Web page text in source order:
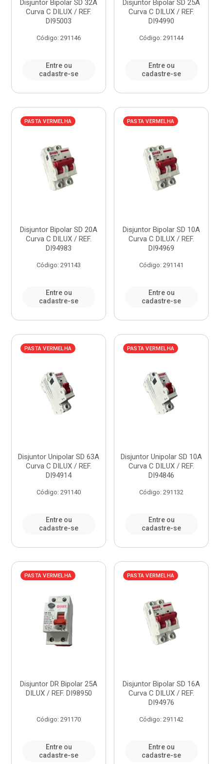
Disjuntor Bipolar SD 32A
Curva C DILUX / REF.
DI95003
Código: 291146
Entre ou
cadastre-se
Disjuntor Bipolar SD 25A
Curva C DILUX / REF.
DI94990
Código: 291144
Entre ou
cadastre-se
PASTA VERMELHA
Disjuntor Bipolar SD 20A
Curva C DILUX / REF.
DI94983
Código: 291143
Entre ou
cadastre-se
PASTA VERMELHA
Disjuntor Bipolar SD 10A
Curva C DILUX / REF.
DI94969
Código: 291141
Entre ou
cadastre-se
PASTA VERMELHA
Disjuntor Unipolar SD 63A
Curva C DILUX / REF.
DI94914
Código: 291140
Entre ou
cadastre-se
PASTA VERMELHA
Disjuntor Unipolar SD 10A
Curva C DILUX / REF.
DI94846
Código: 291132
Entre ou
cadastre-se
PASTA VERMELHA
Disjuntor DR Bipolar 25A
DILUX / REF. DI98950
Código: 291170
Entre ou
cadastre-se
PASTA VERMELHA
Disjuntor Bipolar SD 16A
Curva C DILUX / REF.
DI94976
Código: 291142
Entre ou
cadastre-se